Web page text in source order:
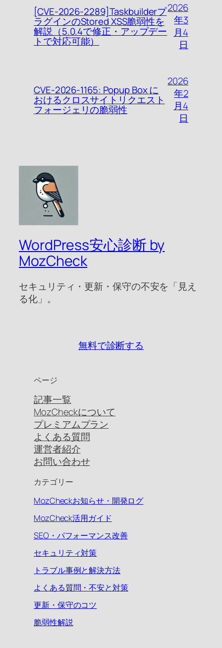
[CVE-2026-2289]Taskbuilderプ
ラグインのStored XSS脆弱性を
解説（5.0.4で修正・アップデー
トで対応可能）
2026
年3
月4
日
CVE-2026-1165: Popup Box に
おけるクロスサイトリクエスト
フォージェリの脆弱性
2026
年2
月4
日
WordPress安心診断 by
MozCheck
セキュリティ・更新・保守の不安を「見え
る化」。
無料で診断する
ページ
記事一覧
MozCheckについて
プレミアムプラン
よくある質問
運営者紹介
お問い合わせ
カテゴリー
MozCheckお知らせ・開発ログ
MozCheck活用ガイド
SEO・パフォーマンス改善
セキュリティ対策
トラブル事例と解決方法
よくある質問・不安と対策
更新・保守のコツ
脆弱性解説